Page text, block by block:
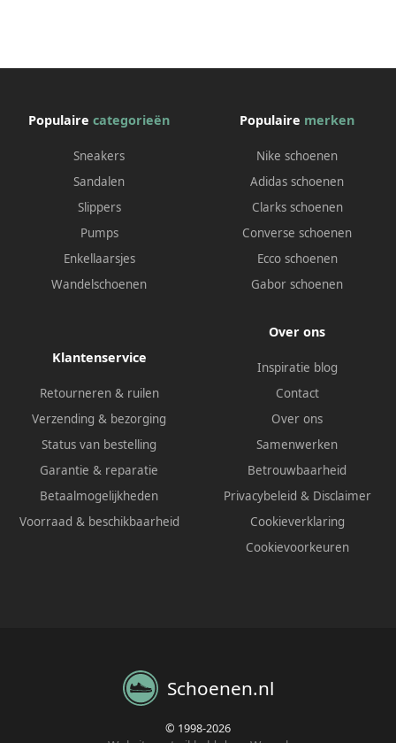
Populaire categorieën
Sneakers
Sandalen
Slippers
Pumps
Enkellaarsjes
Wandelschoenen
Populaire merken
Nike schoenen
Adidas schoenen
Clarks schoenen
Converse schoenen
Ecco schoenen
Gabor schoenen
Klantenservice
Retourneren & ruilen
Verzending & bezorging
Status van bestelling
Garantie & reparatie
Betaalmogelijkheden
Voorraad & beschikbaarheid
Over ons
Inspiratie blog
Contact
Over ons
Samenwerken
Betrouwbaarheid
Privacybeleid & Disclaimer
Cookieverklaring
Cookievoorkeuren
Schoenen.nl
© 1998-2026